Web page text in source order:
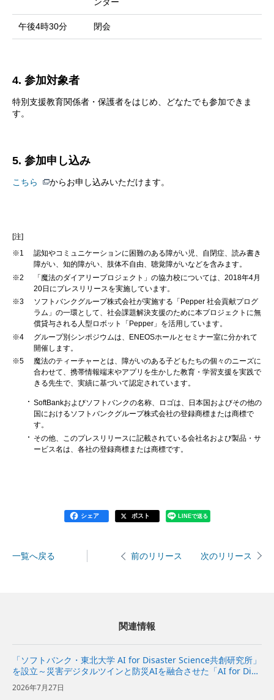
午後4時30分 閉会
4. 参加対象者
特別支援教育関係者・保護者をはじめ、どなたでも参加できま
す。
5. 参加申し込み
こちら からお申し込みいただけます。
[注]
※1
認知やコミュニケーションに困難のある障がい児、自閉症、読み書き
障がい、知的障がい、肢体不自由、聴覚障がいなどを含みます。
※2
「魔法のダイアリープロジェクト」の協力校については、2018年4月
20日にプレスリリースを実施しています。
※3
ソフトバンクグループ株式会社が実施する「Pepper 社会貢献プログ
ラム」の一環として、社会課題解決支援のために本プロジェクトに無
償貸与される人型ロボット「Pepper」を活用しています。
※4
グループ別シンポジウムは、ENEOSホールとセミナー室に分かれて
開催します。
※5
魔法のティーチャーとは、障がいのある子どもたちの個々のニーズに
合わせて、携帯情報端末やアプリを生かした教育・学習支援を実践で
きる先生で、実績に基づいて認定されています。
SoftBankおよびソフトバンクの名称、ロゴは、日本国およびその他の
国におけるソフトバンクグループ株式会社の登録商標または商標で
す。
その他、このプレスリリースに記載されている会社名および製品・サ
ービス名は、各社の登録商標または商標です。
シェア ポスト LINEで送る
一覧へ戻る 前のリリース 次のリリース
関連情報
「ソフトバンク・東北大学 AI for Disaster Science共創研究所」
を設立～災害デジタルツインと防災AIを融合させた「AI for Disa
ster Science基盤」の研究開発と社会実装を推進～ | 企業・IR |
ソフ...
2026年7月27日